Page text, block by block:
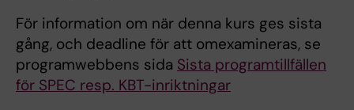
För information om när denna kurs ges sista
gång, och deadline för att omexamineras, se
programwebbens sida Sista programtillfällen
för SPEC resp. KBT-inriktningar